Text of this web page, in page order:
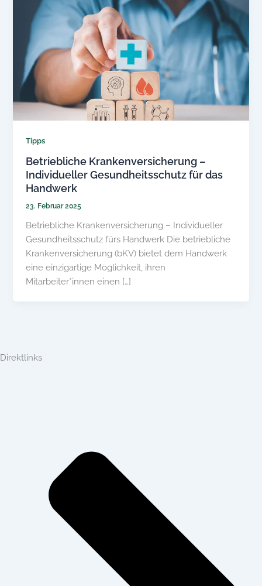
Tipps
Betriebliche Krankenversicherung –
Individueller Gesundheitsschutz für das
Handwerk
23. Februar 2025
Betriebliche Krankenversicherung – Individueller
Gesundheitsschutz fürs Handwerk Die betriebliche
Krankenversicherung (bKV) bietet dem Handwerk
eine einzigartige Möglichkeit, ihren
Mitarbeiter*innen einen […]
Direktlinks